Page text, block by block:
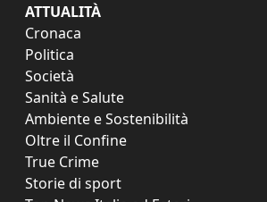
ATTUALITÀ
Cronaca
Politica
Società
Sanità e Salute
Ambiente e Sostenibilità
Oltre il Confine
True Crime
Storie di sport